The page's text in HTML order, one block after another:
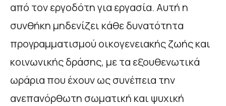
από τον εργοδότη για εργασία. Αυτή η
συνθήκη μηδενίζει κάθε δυνατότητα
προγραμματισμού οικογενειακής ζωής και
κοινωνικής δράσης, με τα εξουθενωτικά
ωράρια που έχουν ως συνέπεια την
ανεπανόρθωτη σωματική και ψυχική